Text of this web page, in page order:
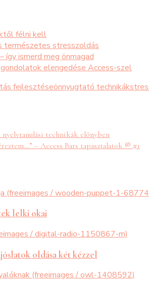
félni kell
természetes stresszoldás
ismerd meg önmagad
elengedése Access-szel
fejlesztéseönnyugtató technikák
technikák előnyben
– Access Bars tapasztalatok ® #1
lelki okai
oldása két kézzel